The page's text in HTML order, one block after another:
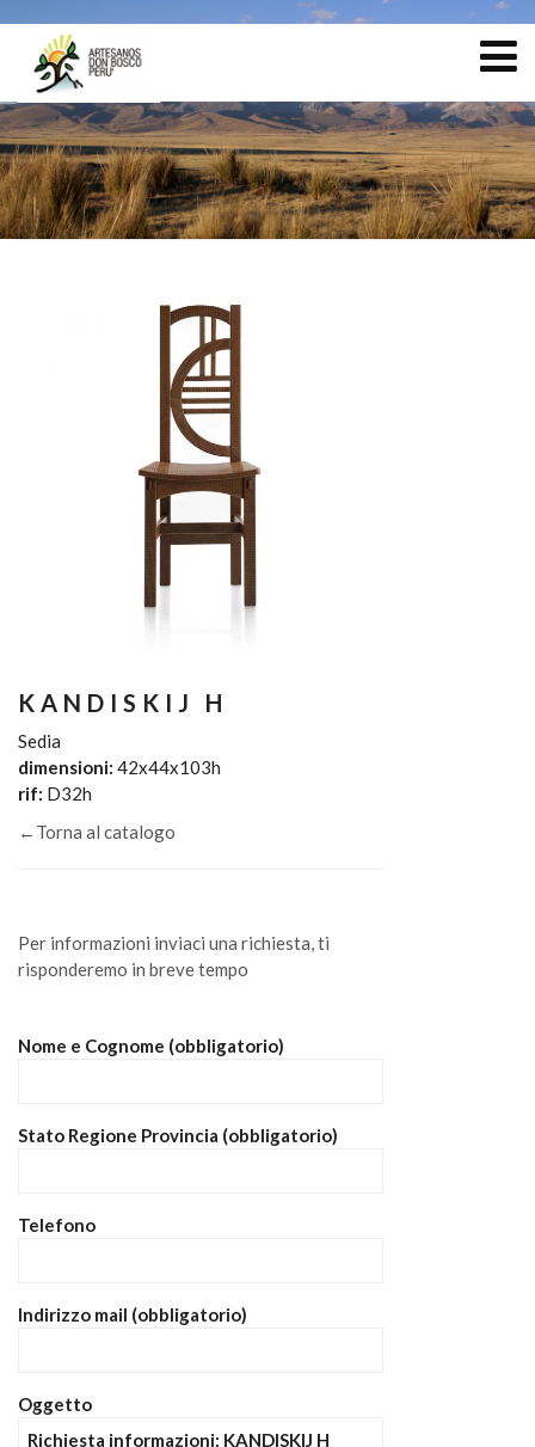
KANDISKIJ H
Sedia
dimensioni: 42x44x103h
rif: D32h
←Torna al catalogo
Per informazioni inviaci una richiesta, ti
risponderemo in breve tempo
Nome e Cognome (obbligatorio)
Stato Regione Provincia (obbligatorio)
Telefono
Indirizzo mail (obbligatorio)
Oggetto